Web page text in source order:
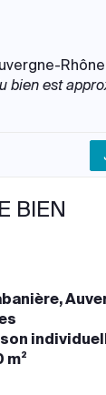
bien est
BIEN
m²